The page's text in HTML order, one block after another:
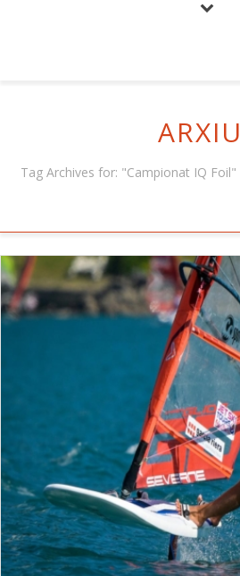
ARXIU
Tag Archives for: "Campionat IQ Foil"